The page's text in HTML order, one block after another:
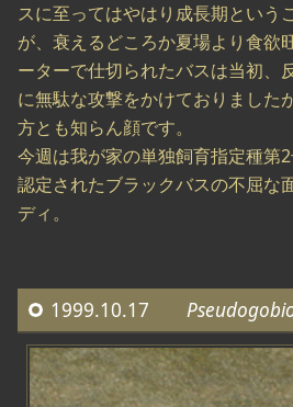
スに至ってはやはり成長期という
が、衰えるどころか夏場より食欲
ーターで仕切られたバスは当初、
に無駄な攻撃をかけておりました
方とも知らん顔です。
今週は我が家の単独飼育指定種第
認定されたブラックバスの不屈な
ディ。
1999.10.17